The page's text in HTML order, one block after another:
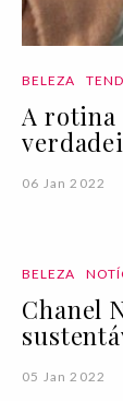
BELEZA
A rotina
06 Jan 2022
BELEZA
Chanel
05 Jan 2022